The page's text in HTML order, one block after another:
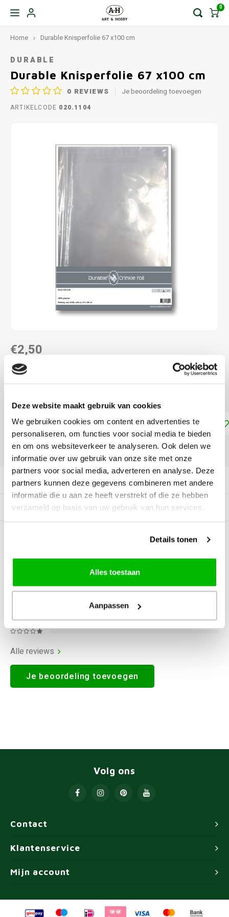
Deze website maakt gebruik van cookies
We gebruiken cookies om content en advertenties te
personaliseren, om functies voor social media te bieden
en om ons websiteverkeer te analyseren. Ook delen we
informatie over uw gebruik van onze site met onze
partners voor social media, adverteren en analyse. Deze
partners kunnen deze gegevens combineren met andere
informatie die u aan ze heeft verstrekt of die ze hebben
verzameld op basis van uw gebruik van hun services.
Details tonen
Alles toestaan
Aanpassen
0
Home Durable Knisperfolie 67 x100 cm
DURABLE
Durable Knisperfolie 67 x100 cm
0 REVIEWS Je beoordeling toevoegen
ARTIKELCODE 020.1104
€2,50
DIRECT LEVERBAAR
Toevoegen aan winkelwagen
DELEN:
Productomschrijving
Gerelateerde producten
Alle reviews
Je beoordeling toevoegen
Contact
Volg ons
Klantenservice
Mijn account